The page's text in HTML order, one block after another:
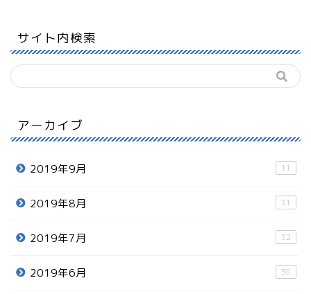
サイト内検索
アーカイブ
2019年9月 11
2019年8月 31
2019年7月 32
2019年6月 30